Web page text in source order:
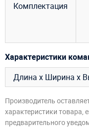
Комплектация
Характеристики
Длина х Ширина х
Производитель
характеристики товара,
предварительного